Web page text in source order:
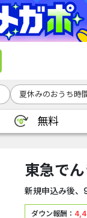
夏休みのおうち時
無料
東急で
新規申込み後、
ダウン報酬：